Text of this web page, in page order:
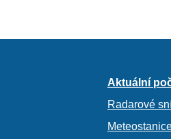
Aktuální
Radarové